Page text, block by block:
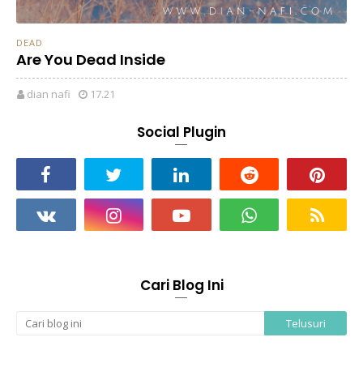
DEAD
Are You Dead Inside
dian nafi 17.21
Social Plugin
Cari Blog Ini